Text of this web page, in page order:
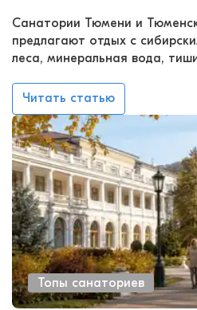
Санатории Тюмени и
предлагают отдых с
леса, минеральная вода,
санаторий для
оздоровительной поездки
уикенда. Санатории
работают с разными
позвоночника до нервной,
пищеварительной систем.
— термальные санатории
источники дополняют
переключиться с
«выдохнуть».
Читать статью
Топы санаториев